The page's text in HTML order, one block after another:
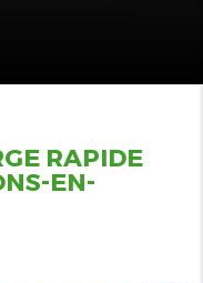
RAPIDE
EN-